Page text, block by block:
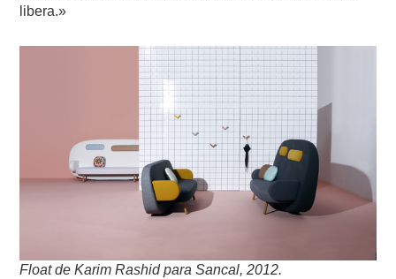
libera.»
Float de Karim Rashid para Sancal, 2012.